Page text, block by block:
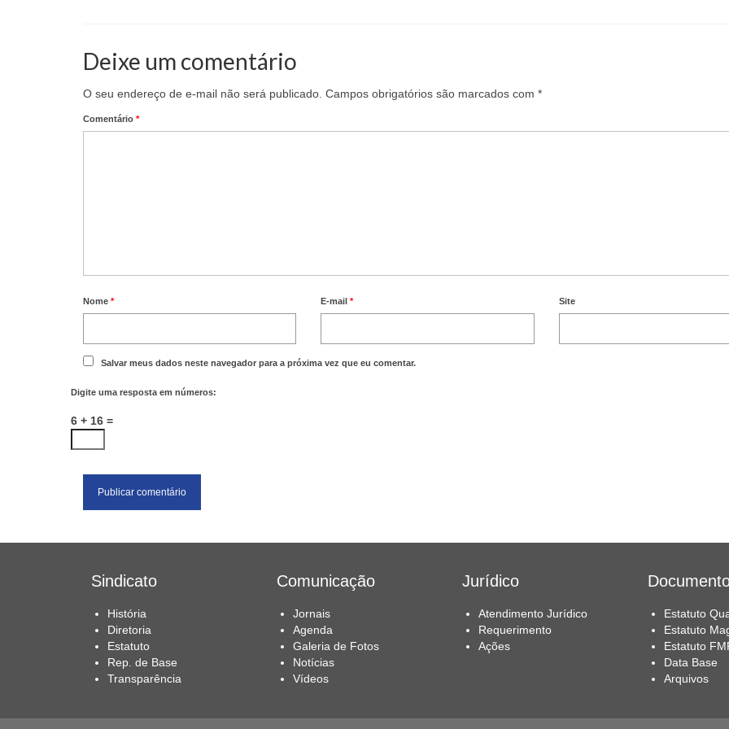
Deixe um comentário
O seu endereço de e-mail não será publicado. Campos obrigatórios são marcados com *
Comentário *
Nome * E-mail* Site
Salvar meus dados neste navegador para a próxima vez que eu comentar.
Digite uma resposta em números:
6 + 16 =
Sindicato
História
Diretoria
Estatuto
Rep. de Base
Transparência
Comunicação
Jornais
Agenda
Galeria de Fotos
Notícias
Vídeos
Jurídico
Atendimento Jurídico
Requerimento
Ações
Estatuto
Estatuto
Estatuto
Data Base
Arquivos